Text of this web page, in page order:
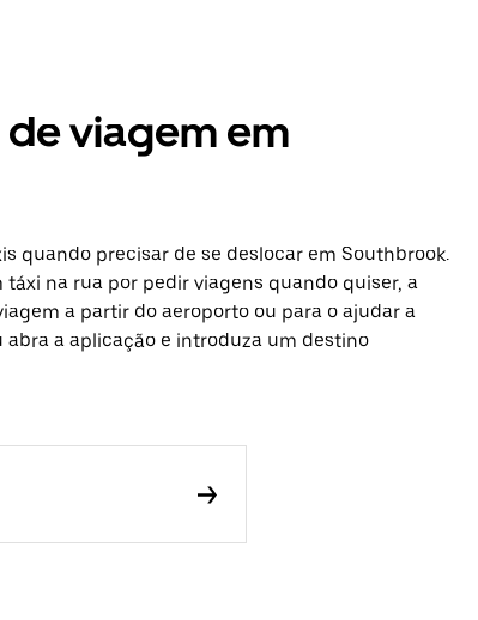
viagem em
quando precisar de se deslocar em Southbrook.
na rua por pedir viagens quando quiser, a
a partir do aeroporto ou para o ajudar a
a aplicação e introduza um destino